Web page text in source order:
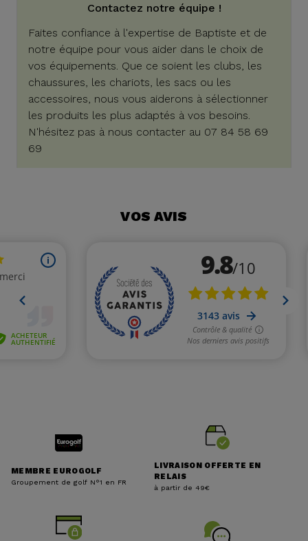
Contactez notre équipe !
Faites confiance à l'expertise de Baptiste et de
notre équipe pour vous aider dans le choix de
vos équipements. Que ce soient les clubs, les
chaussures, les chariots, les sacs ou les
accessoires, nous vous aiderons à sélectionner
les produits les plus adaptés à vos besoins.
N'hésitez pas à nous contacter au 07 84 58 69
69
VOS AVIS
MEMBRE EUROGOLF
Groupement de golf N°1 en FR
LIVRAISON OFFERTE EN
RELAIS
à partir de 49€